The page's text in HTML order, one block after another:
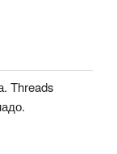
Threads